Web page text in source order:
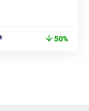
Aktueller
50%